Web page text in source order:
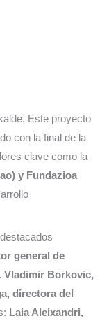
Este proyecto
con la final de la
clave como la
y Fundazioa
general de
Vladimir Borkovic,
directora del
Laia Aleixandri,